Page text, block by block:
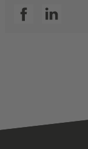
SSI facebook
SSI